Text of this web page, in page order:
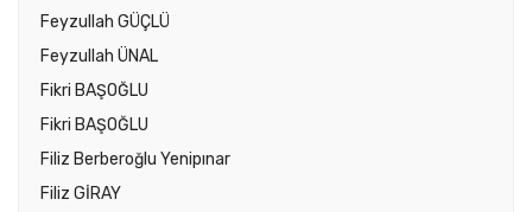
Feyzullah GÜÇLÜ
Feyzullah ÜNAL
Fikri BAŞOĞLU
Fikri BAŞOĞLU
Filiz Berberoğlu Yenipınar
Filiz GİRAY